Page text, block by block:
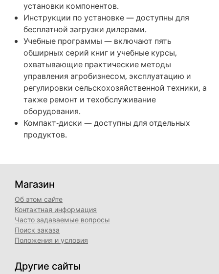
установки компонентов.
Инструкции по установке — доступны для
бесплатной загрузки дилерами.
Учебные программы — включают пять
обширных серий книг и учебные курсы,
охватывающие практические методы
управления агробизнесом, эксплуатацию и
регулировки сельскохозяйственной техники, а
также ремонт и техобслуживание
оборудования.
Компакт-диски — доступны для отдельных
продуктов.
Магазин
Об этом сайте
Контактная информация
Часто задаваемые вопросы
Поиск заказа
Положения и условия
Другие сайты